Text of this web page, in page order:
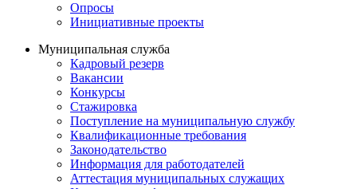
Опросы
Инициативные проекты
Муниципальная служба
Кадровый резерв
Вакансии
Конкурсы
Стажировка
Поступление на муниципальную службу
Квалификационные требования
Законодательство
Информация для работодателей
Аттестация муниципальных служащих